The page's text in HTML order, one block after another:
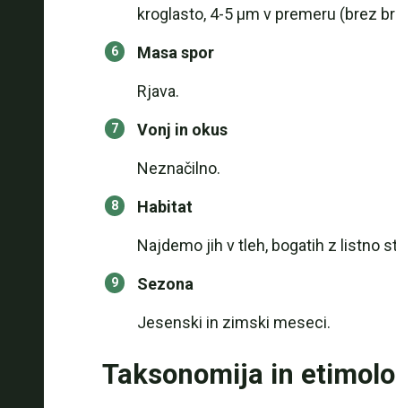
kroglasto, 4-5 µm v premeru (brez
Masa spor
Rjava.
Vonj in okus
Neznačilno.
Habitat
Najdemo jih v tleh, bogatih z listno
Sezona
Jesenski in zimski meseci.
Taksonomija in